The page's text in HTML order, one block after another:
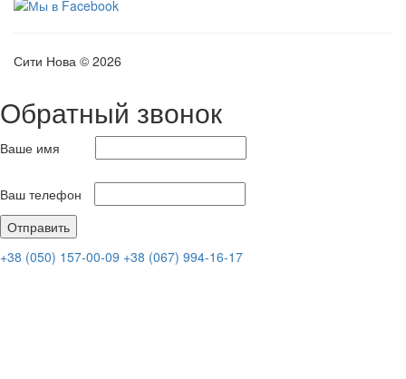
Сити Нова © 2026
Обратный звонок
Ваше имя
Ваш телефон
+38 (050) 157-00-09 +38 (067) 994-16-17